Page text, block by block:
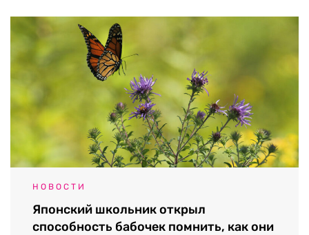
НОВОСТИ
Японский школьник открыл
способность бабочек помнить, как они